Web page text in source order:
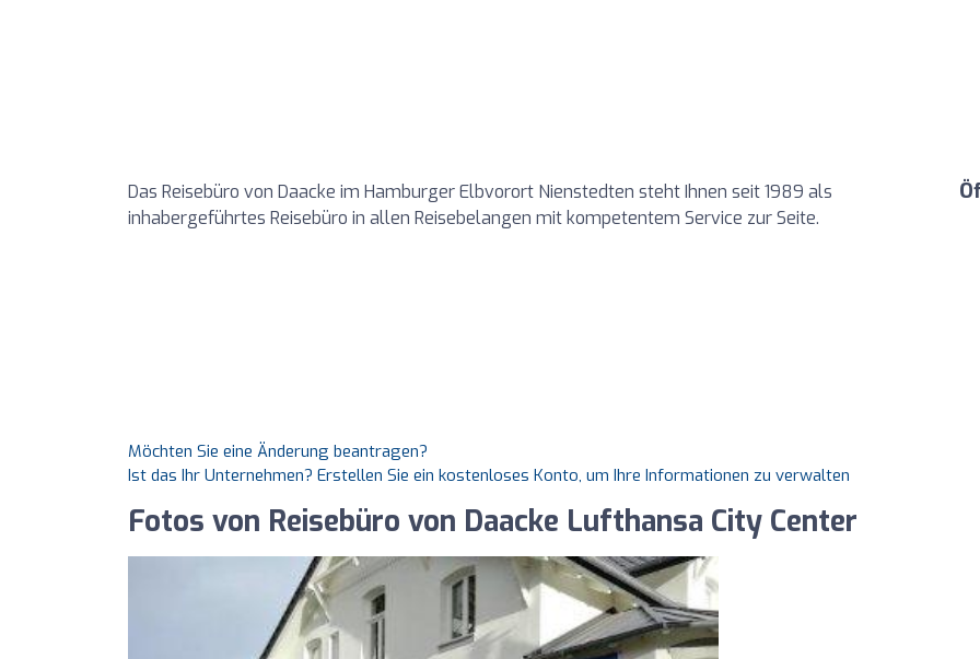
Das Reisebüro von Daacke im Hamburger Elbvorort Nienstedten steht Ihnen seit 1989 als
inhabergeführtes Reisebüro in allen Reisebelangen mit kompetentem Service zur Seite.
Möchten Sie eine Änderung beantragen?
Ist das Ihr Unternehmen? Erstellen Sie ein kostenloses Konto, um Ihre Informationen zu verwalten
Fotos von Reisebüro von Daacke Lufthansa City Center